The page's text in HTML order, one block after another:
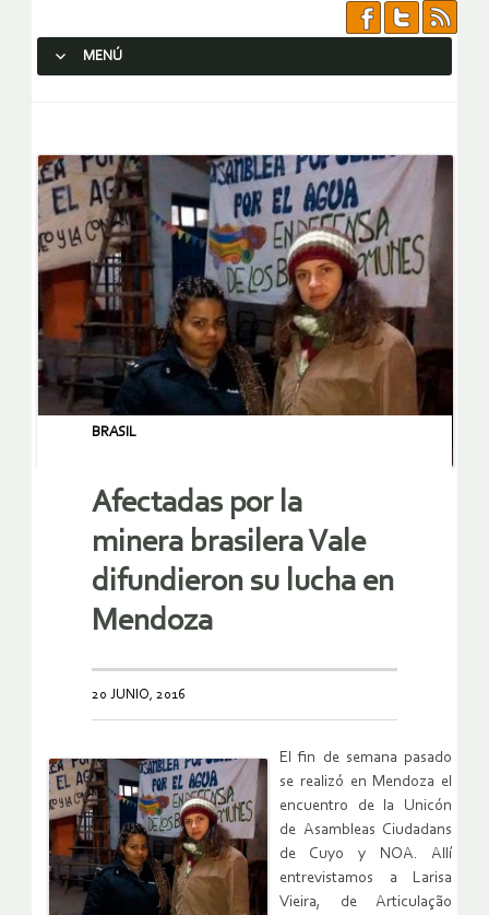
MENÚ
BRASIL
Afectadas por la
minera brasilera Vale
difundieron su lucha en
Mendoza
20 JUNIO, 2016
El fin de semana pasado
se realizó en Mendoza el
encuentro de la Unicón
de Asambleas Ciudadans
de Cuyo y NOA. Allí
entrevistamos a Larisa
Vieira, de Articulação